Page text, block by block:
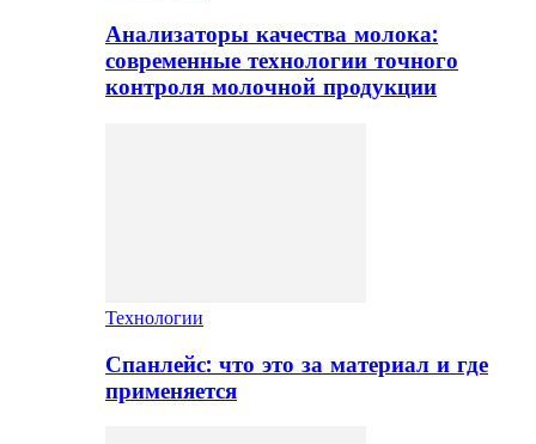
Анализаторы качества молока:
современные технологии точного
контроля молочной продукции
Технологии
Спанлейс: что это за материал и где
применяется